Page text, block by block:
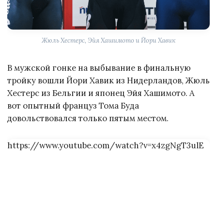
Жюль Хестерс, Эйя Хашимото и Йори Хавик
В мужской гонке на выбывание в финальную
тройку вошли Йори Хавик из Нидерландов, Жюль
Хестерс из Бельгии и японец Эйя Хашимото. А
вот опытный француз Тома Буда
довольствовался только пятым местом.
https://www.youtube.com/watch?v=x4zgNgT3ulE